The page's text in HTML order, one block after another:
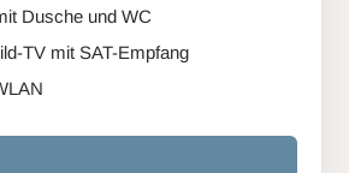
Dusche und WC
TV mit SAT-Empfang